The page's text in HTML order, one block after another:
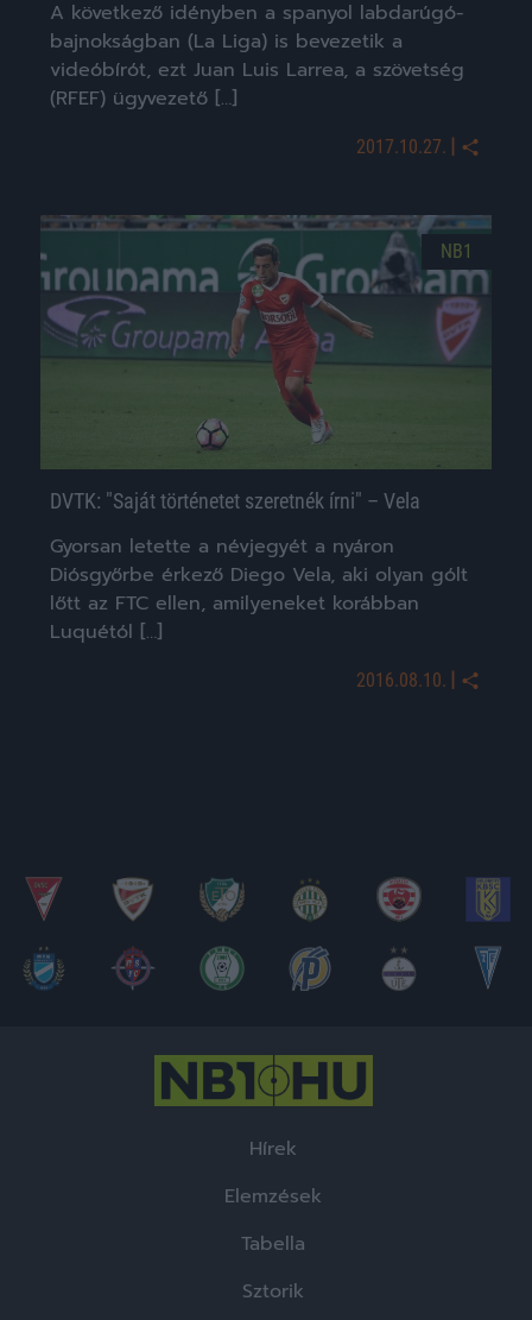
A következő idényben a spanyol labdarúgó-
bajnokságban (La Liga) is bevezetik a
videóbírót, ezt Juan Luis Larrea, a szövetség
(RFEF) ügyvezető […]
2017.10.27. |
NB1
DVTK: "Saját történetet szeretnék írni" – Vela
Gyorsan letette a névjegyét a nyáron
Diósgyőrbe érkező Diego Vela, aki olyan gólt
lőtt az FTC ellen, amilyeneket korábban
Luquétól […]
2016.08.10. |
Hírek
Elemzések
Tabella
Sztorik